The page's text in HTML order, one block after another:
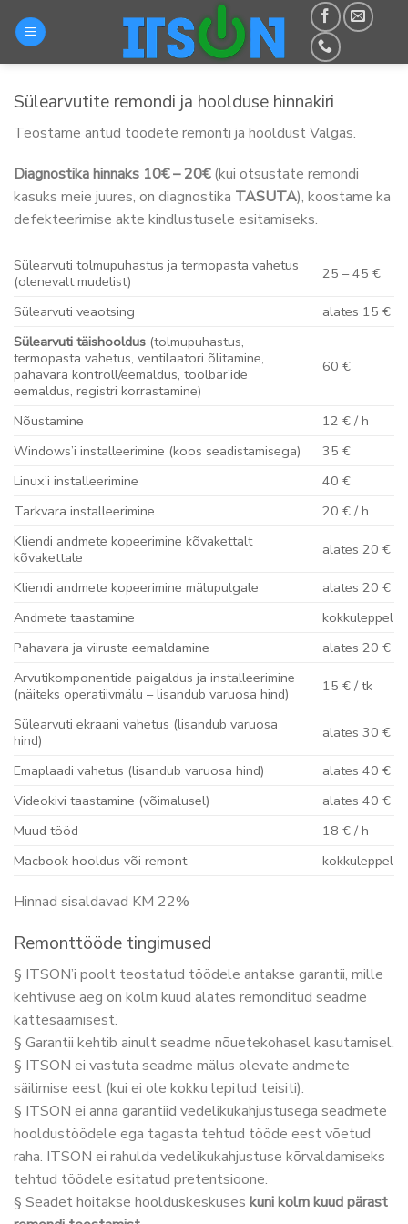
Sülearvutite remondi ja hoolduse hinnakiri
Teostame antud toodete remonti ja hooldust Valgas.
Diagnostika hinnaks 10€ – 20€(kui otsustate remondi
kasuks meie juures, on diagnostika TASUTA), koostame ka
defekteerimise akte kindlustusele esitamiseks.
Sülearvuti tolmupuhastus ja termopasta vahetus
(olenevalt mudelist)
25 – 45 €
Sülearvuti veaotsing
alates 15 €
Sülearvuti täishooldus (tolmupuhastus,
termopasta vahetus, ventilaatori õlitamine,
pahavara kontroll/eemaldus, toolbar’ide
eemaldus, registri korrastamine)
60 €
Nõustamine
12 € / h
Windows’i installeerimine (koos seadistamisega)
35 €
Linux’i installeerimine
40 €
Tarkvara installeerimine
20 € / h
Kliendi andmete kopeerimine kõvakettalt
kõvakettale
alates 20 €
Kliendi andmete kopeerimine mälupulgale
alates 20 €
Andmete taastamine
kokkuleppel
Pahavara ja viiruste eemaldamine
alates 20 €
Arvutikomponentide paigaldus ja installeerimine
(näiteks operatiivmälu – lisandub varuosa hind)
15 € / tk
Sülearvuti ekraani vahetus (lisandub varuosa
hind)
alates 30 €
Emaplaadi vahetus (lisandub varuosa hind)
alates 40 €
Videokivi taastamine (võimalusel)
alates 40 €
Muud tööd
18 € / h
Macbook hooldus või remont
kokkuleppel
Hinnad sisaldavad KM 22%
Remonttööde tingimused
§ ITSON’i poolt teostatud töödele antakse garantii, mille
kehtivuse aeg on kolm kuud alates remonditud seadme
kättesaamisest.
§ Garantii kehtib ainult seadme nõuetekohasel kasutamisel.
§ ITSON ei vastuta seadme mälus olevate andmete
säilimise eest (kui ei ole kokku lepitud teisiti).
§ ITSON ei anna garantiid vedelikukahjustusega seadmete
hooldustöödele ega tagasta tehtud tööde eest võetud
raha. ITSON ei rahulda vedelikukahjustuse kõrvaldamiseks
tehtud töödele esitatud pretentsioone.
§ Seadet hoitakse hoolduskeskuses kuni kolm kuud pärast